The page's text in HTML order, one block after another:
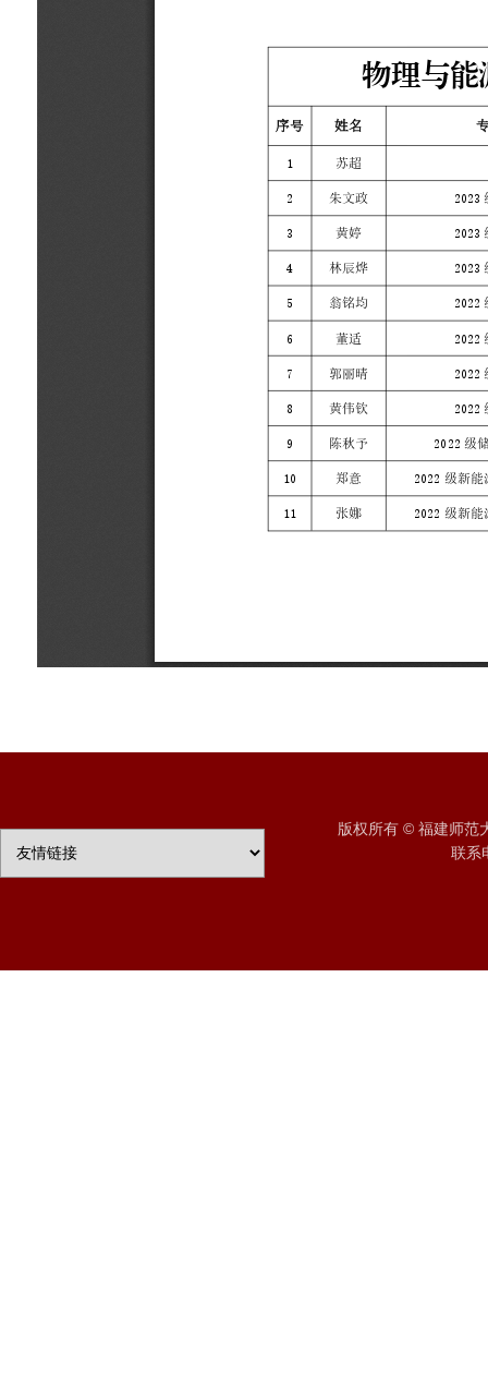
版权所有 © 福建师范
联系